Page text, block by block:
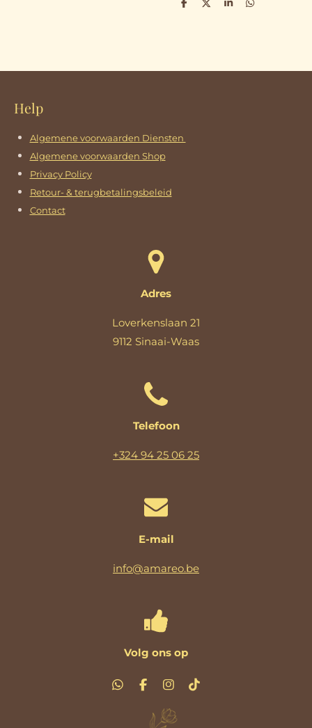
D
D
S
D
Help
Algemene voorwaarden Diensten
Algemene voorwaarden Shop
Privacy Policy
Retour- & terugbetalingsbeleid
Contact
Adres
Loverkenslaan 21
9112 Sinaai-Waas
Telefoon
+324 94 25 06 25
E-mail
info@amareo.be
Volg ons op
W
F
I
s
t
T